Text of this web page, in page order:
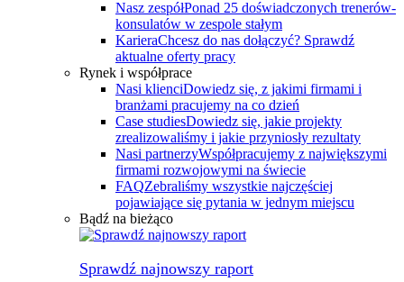
Nasz zespółPonad 25 doświadczonych trenerów-
konsulatów w zespole stałym
KarieraChcesz do nas dołączyć? Sprawdź
aktualne oferty pracy
Rynek i współprace
Nasi klienciDowiedz się, z jakimi firmami i
branżami pracujemy na co dzień
Case studiesDowiedz się, jakie projekty
zrealizowaliśmy i jakie przyniosły rezultaty
Nasi partnerzyWspółpracujemy z największymi
firmami rozwojowymi na świecie
FAQZebraliśmy wszystkie najczęściej
pojawiające się pytania w jednym miejscu
Bądź na bieżąco
Sprawdź najnowszy raport